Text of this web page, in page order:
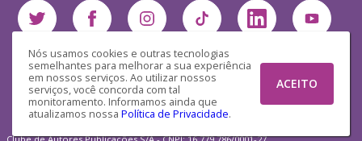
Nós usamos cookies e outras tecnologias
semelhantes para melhorar a sua experiência
em nossos serviços. Ao utilizar nossos
serviços, você concorda com tal
monitoramento. Informamos ainda que
atualizamos nossa Política de Privacidade.
ACEITO